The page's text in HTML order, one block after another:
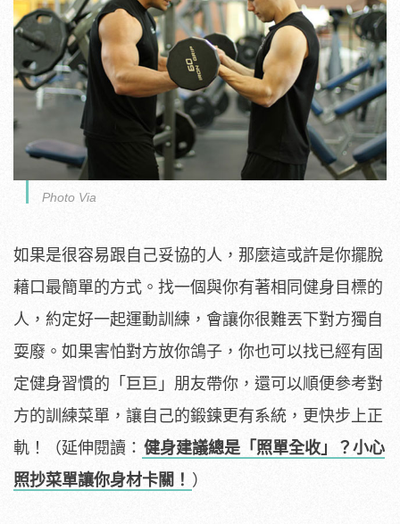
Photo Via
如果是很容易跟自己妥協的人，那麼這或許是你擺脫
藉口最簡單的方式。找一個與你有著相同健身目標的
人，約定好一起運動訓練，會讓你很難丟下對方獨自
耍廢。如果害怕對方放你鴿子，你也可以找已經有固
定健身習慣的「巨巨」朋友帶你，還可以順便參考對
方的訓練菜單，讓自己的鍛鍊更有系統，更快步上正
軌！（延伸閱讀： 健身建議總是「照單全收」？小心
照抄菜單讓你身材卡關！ ）